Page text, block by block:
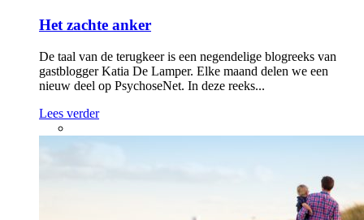
Het zachte anker
De taal van de terugkeer is een negendelige blogreeks van
gastblogger Katia De Lamper. Elke maand delen we een
nieuw deel op PsychoseNet. In deze reeks...
Lees verder